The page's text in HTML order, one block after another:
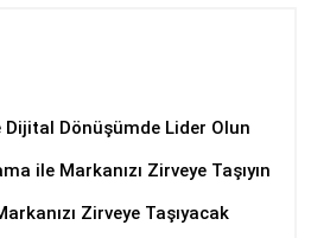
Dönüşümde Lider Olun
ile Markanızı Zirveye Taşıyın
Zirveye Taşıyacak